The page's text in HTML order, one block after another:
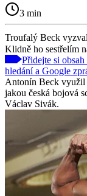
3 min
Troufalý Beck
Klidně ho sestřelím
Přidejte si
hledání a Google
Antonín Beck využil
jakou česká bojová
Václav Sivák.